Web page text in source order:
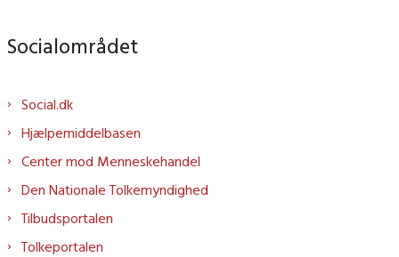
Socialområdet
Social.dk
Hjælpemiddelbasen
Center mod Menneskehandel
Den Nationale Tolkemyndighed
Tilbudsportalen
Tolkeportalen